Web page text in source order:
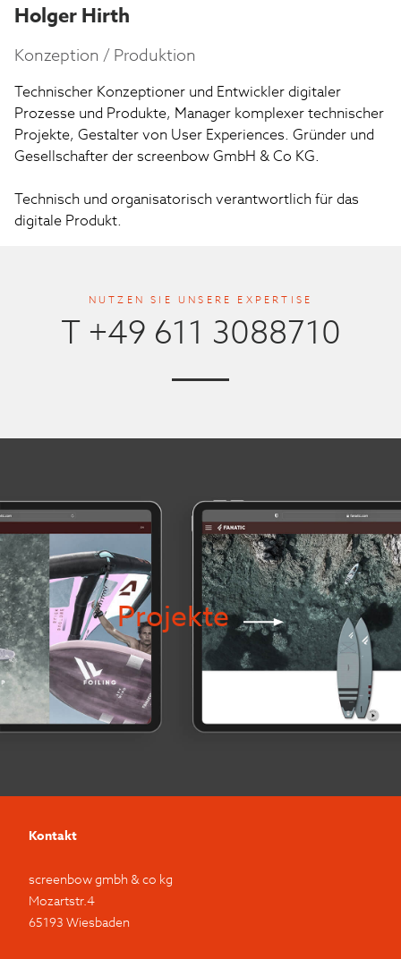
Holger Hirth
Konzeption / Produktion
Technischer Konzeptioner und Entwickler digitaler
Prozesse und Produkte, Manager komplexer technischer
Projekte, Gestalter von User Experiences. Gründer und
Gesellschafter der screenbow GmbH & Co KG.
Technisch und organisatorisch verantwortlich für das
digitale Produkt.
NUTZEN SIE UNSERE EXPERTISE
T +49 611 3088710
Projekte
Kontakt
screenbow gmbh & co kg
Mozartstr.4
65193 Wiesbaden